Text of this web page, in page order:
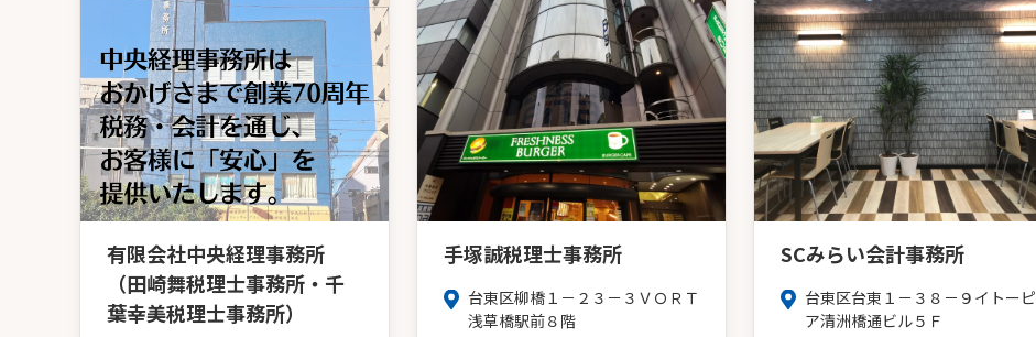
有限会社中央経理事務所
（田崎舞税理士事務所・千
葉幸美税理士事務所）
手塚誠税理士事務所
台東区柳橋１－２３－３ＶＯＲＴ
浅草橋駅前８階
SCみらい会計事務所
台東区台東１－３８－９イトーピ
ア清洲橋通ビル５Ｆ